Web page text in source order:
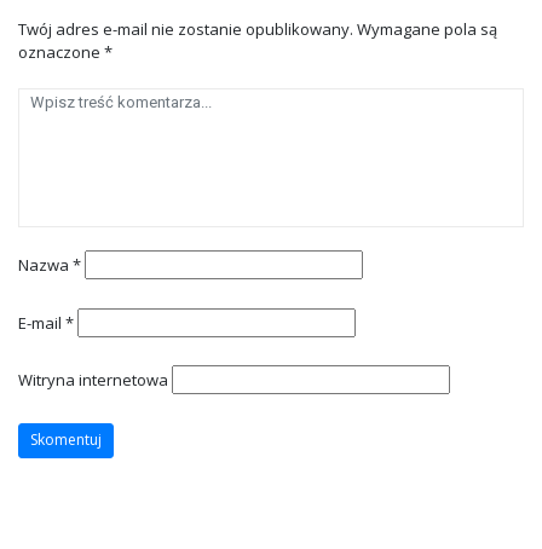
Twój adres e-mail nie zostanie opublikowany. Wymagane pola są
oznaczone *
Nazwa *
E-mail *
Witryna internetowa